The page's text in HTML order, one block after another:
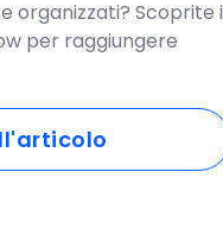
organizzati? Scoprite i
per raggiungere